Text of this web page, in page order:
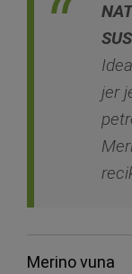
jer
Merino vuna